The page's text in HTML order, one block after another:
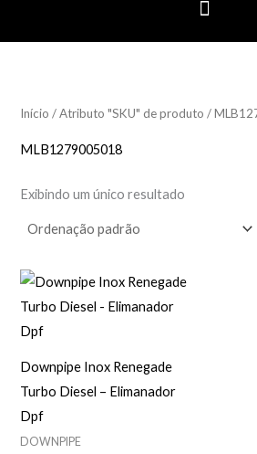
Início / Atributo "SKU" de produto /
MLB1279005018
Exibindo um único resultado
Downpipe Inox Renegade
Turbo Diesel – Elimanador
Dpf
DOWNPIPE